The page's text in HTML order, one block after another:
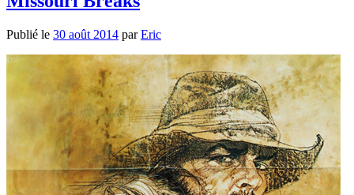
Publié le 30 août 2014 parEric